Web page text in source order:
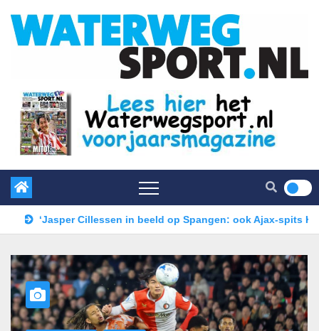
biedingen blijven uit’ ‘Jasper Cillessen in beeld op